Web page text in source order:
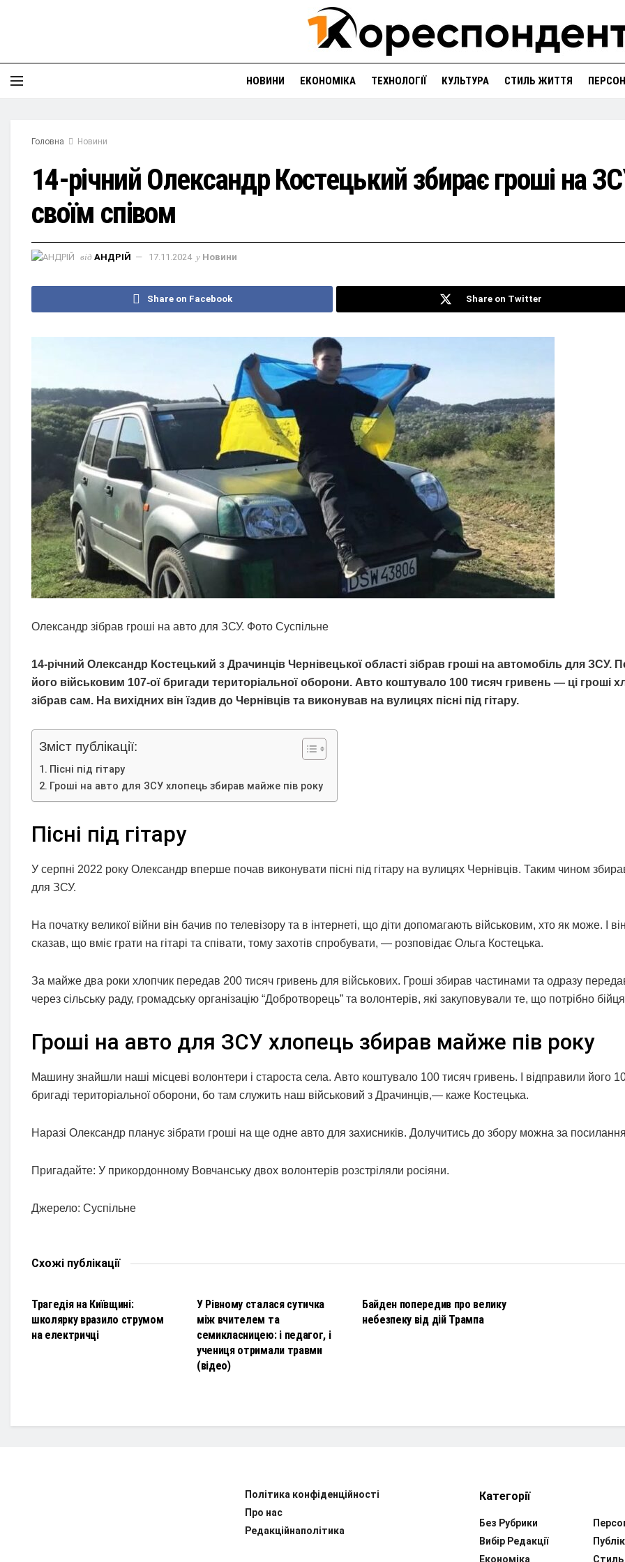
НОВИНИ ЕКОНОМІКА ТЕХНОЛОГІЇ КУЛЬТУРА СТИЛЬ ЖИТТЯ
Головна Новини
14-річний Олександр Костецький збирає гроші на
своїм співом
від АНДРІЙ 17.11.2024 у Новини
Share on Facebook Share on Twitter
Олександр зібрав гроші на авто для ЗСУ. Фото Суспільне
14-річний Олександр Костецький з Драчинців Чернівецької області зібрав гроші на автомобіль для ЗСУ.
його військовим 107-ої бригади територіальної оборони. Авто коштувало 100 тисяч гривень — ці гроші
зібрав сам. На вихідних він їздив до Чернівців та виконував на вулицях пісні під гітару.
Зміст публікації:
Пісні під гітару
Гроші на авто для ЗСУ хлопець збирав майже пів року
Пісні під гітару
У серпні 2022 року Олександр вперше почав виконувати пісні під гітару на вулицях Чернівців. Таким чином
для ЗСУ.
На початку великої війни він бачив по телевізору та в інтернеті, що діти допомагають військовим, хто як може. І
сказав, що вміє грати на гітарі та співати, тому захотів спробувати, — розповідає Ольга Костецька.
За майже два роки хлопчик передав 200 тисяч гривень для військових. Гроші збирав частинами та одразу
через сільську раду, громадську організацію “Добротворець” та волонтерів, які закуповували те, що потрібно
Гроші на авто для ЗСУ хлопець збирав майже пів року
Машину знайшли наші місцеві волонтери і староста села. Авто коштувало 100 тисяч гривень. І відправили його
бригаді територіальної оборони, бо там служить наш військовий з Драчинців,— каже Костецька.
Наразі Олександр планує зібрати гроші на ще одне авто для захисників. Долучитись до збору можна за
Пригадайте: У прикордонному Вовчанську двох волонтерів розстріляли росіяни.
Джерело: Суспільне
Схожі публікації
Трагедія на Київщині:
школярку вразило струмом
на електричці
У Рівному сталася сутичка
між вчителем та
семикласницею: і педагог, і
учениця отримали травми
(відео)
Байден попередив про велику
небезпеку від дій Трампа
Політика конфіденційності
Про нас
Редакційнаполітика
Категорії
Без Рубрики
Вибір Редакції
Економіка